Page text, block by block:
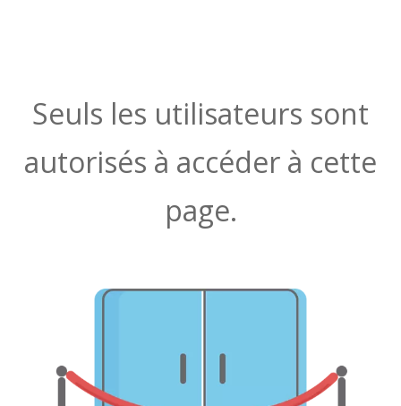
Seuls les utilisateurs sont
autorisés à accéder à cette
page.